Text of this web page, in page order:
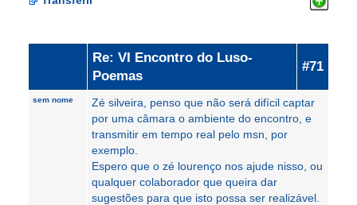
Re: VI Encontro do Luso-
Poemas
#71
sem nome
Zé silveira, penso que não será difícil captar
por uma câmara o ambiente do encontro, e
transmitir em tempo real pelo msn, por
exemplo.
Espero que o zé lourenço nos ajude nisso, ou
qualquer colaborador que queira dar
sugestões para que isto possa ser realizável.